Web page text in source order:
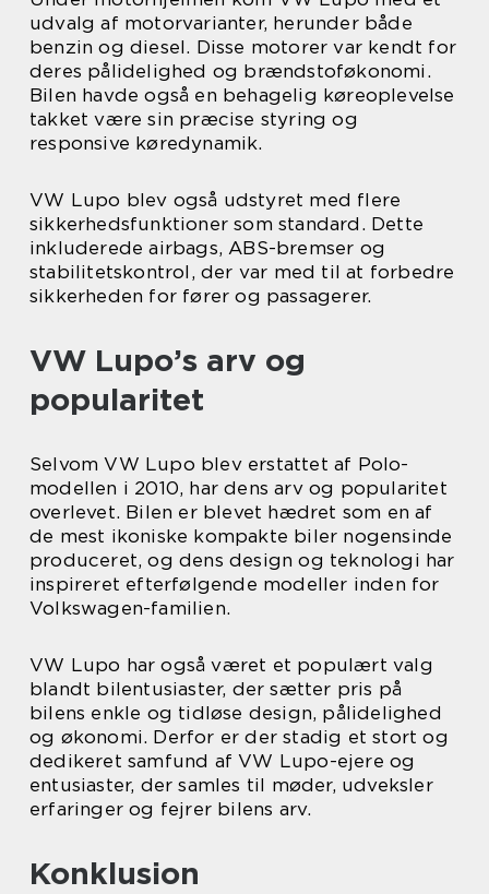
udvalg af motorvarianter, herunder både
benzin og diesel. Disse motorer var kendt for
deres pålidelighed og brændstoføkonomi.
Bilen havde også en behagelig køreoplevelse
takket være sin præcise styring og
responsive køredynamik.
VW Lupo blev også udstyret med flere
sikkerhedsfunktioner som standard. Dette
inkluderede airbags, ABS-bremser og
stabilitetskontrol, der var med til at forbedre
sikkerheden for fører og passagerer.
VW Lupo’s arv og
popularitet
Selvom VW Lupo blev erstattet af Polo-
modellen i 2010, har dens arv og popularitet
overlevet. Bilen er blevet hædret som en af
de mest ikoniske kompakte biler nogensinde
produceret, og dens design og teknologi har
inspireret efterfølgende modeller inden for
Volkswagen-familien.
VW Lupo har også været et populært valg
blandt bilentusiaster, der sætter pris på
bilens enkle og tidløse design, pålidelighed
og økonomi. Derfor er der stadig et stort og
dedikeret samfund af VW Lupo-ejere og
entusiaster, der samles til møder, udveksler
erfaringer og fejrer bilens arv.
Konklusion